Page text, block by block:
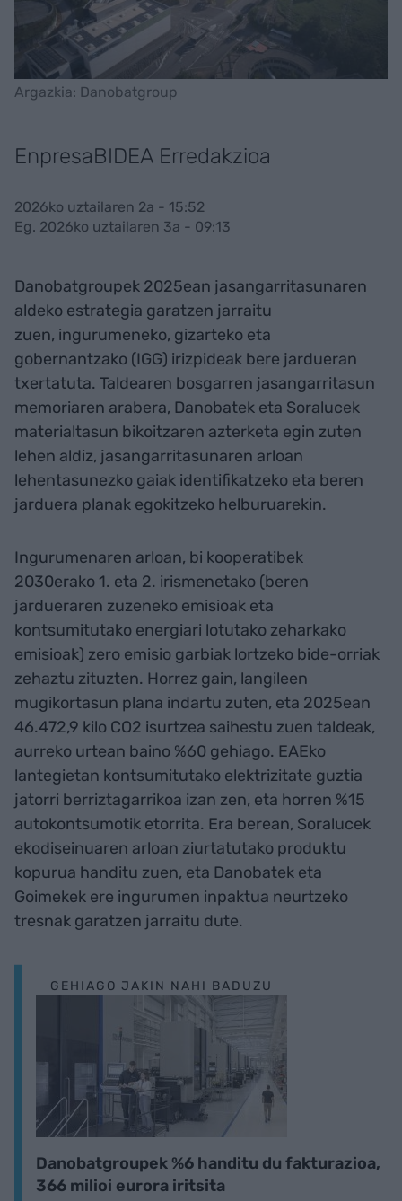
Argazkia: Danobatgroup
EnpresaBIDEA Erredakzioa
2026ko uztailaren 2a - 15:52
Eg. 2026ko uztailaren 3a - 09:13
Danobatgroupek 2025ean jasangarritasunaren
aldeko estrategia garatzen jarraitu
zuen, ingurumeneko, gizarteko eta
gobernantzako (IGG) irizpideak bere jardueran
txertatuta. Taldearen bosgarren jasangarritasun
memoriaren arabera, Danobatek eta Soralucek
materialtasun bikoitzaren azterketa egin zuten
lehen aldiz, jasangarritasunaren arloan
lehentasunezko gaiak identifikatzeko eta beren
jarduera planak egokitzeko helburuarekin.
Ingurumenaren arloan, bi kooperatibek
2030erako 1. eta 2. irismenetako (beren
jardueraren zuzeneko emisioak eta
kontsumitutako energiari lotutako zeharkako
emisioak) zero emisio garbiak lortzeko bide-orriak
zehaztu zituzten. Horrez gain, langileen
mugikortasun plana indartu zuten, eta 2025ean
46.472,9 kilo CO2 isurtzea saihestu zuen taldeak,
aurreko urtean baino %60 gehiago. EAEko
lantegietan kontsumitutako elektrizitate guztia
jatorri berriztagarrikoa izan zen, eta horren %15
autokontsumotik etorrita. Era berean, Soralucek
ekodiseinuaren arloan ziurtatutako produktu
kopurua handitu zuen, eta Danobatek eta
Goimekek ere ingurumen inpaktua neurtzeko
tresnak garatzen jarraitu dute.
GEHIAGO JAKIN NAHI BADUZU
Danobatgroupek %6 handitu du fakturazioa,
366 milioi eurora iritsita